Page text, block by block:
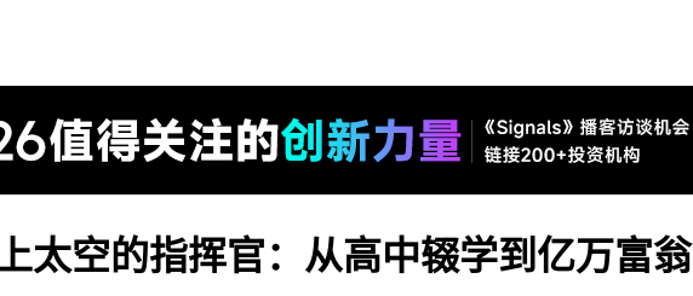
太空的指挥官：从高中辍学到亿万富翁